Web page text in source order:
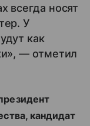
всегда носят
У
как
— отметил
кандидат